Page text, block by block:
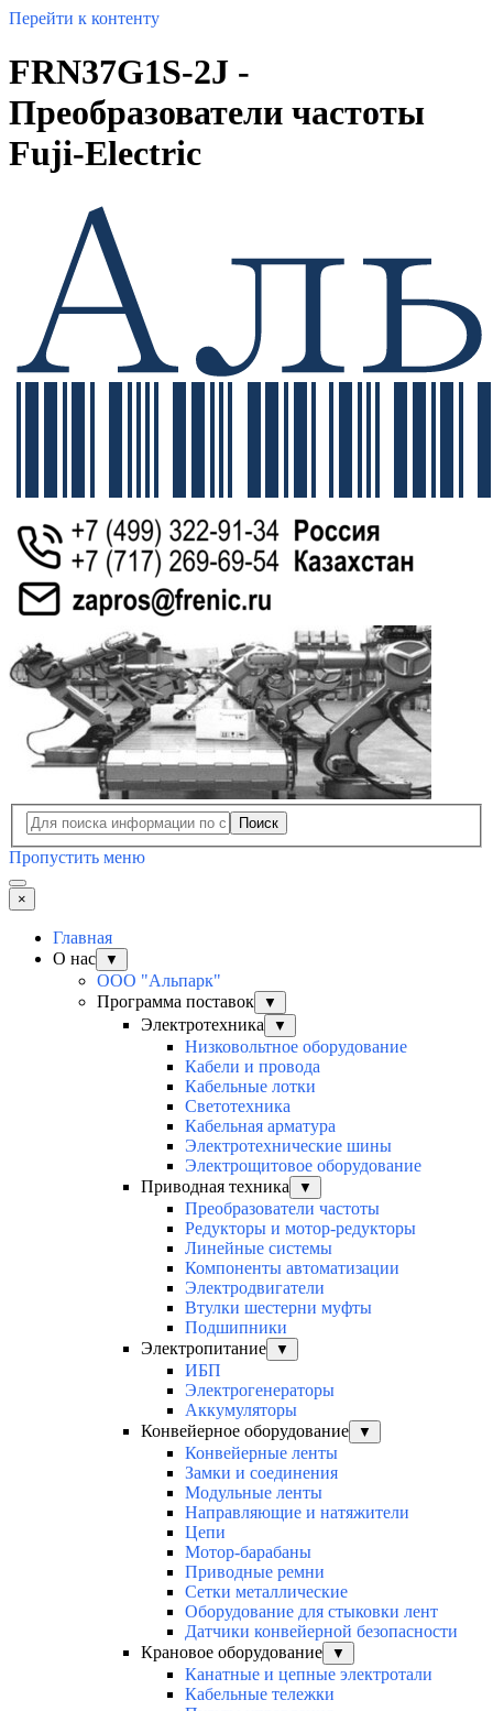
Перейти к контенту
FRN37G1S-2J -
Преобразователи частоты
Fuji-Electric
Поиск
Пропустить меню
×
Главная
О нас
▼
ООО "Альпарк"
Программа поставок
▼
Электротехника ▼
Низковольтное оборудование
Кабели и провода
Кабельные лотки
Светотехника
Кабельная арматура
Электротехнические шины
Электрощитовое оборудование
Приводная техника
▼
Преобразователи частоты
Редукторы и мотор-редукторы
Линейные системы
Компоненты автоматизации
Электродвигатели
Втулки шестерни муфты
Подшипники
Электропитание
▼
ИБП
Электрогенераторы
Аккумуляторы
Конвейерное оборудование
▼
Конвейерные ленты
Замки и соединения
Модульные ленты
Направляющие и натяжители
Цепи
Мотор-барабаны
Приводные ремни
Сетки металлические
Оборудование для стыковки лент
Датчики конвейерной безопасности
Крановое оборудование
▼
Канатные и цепные электротали
Кабельные тележки